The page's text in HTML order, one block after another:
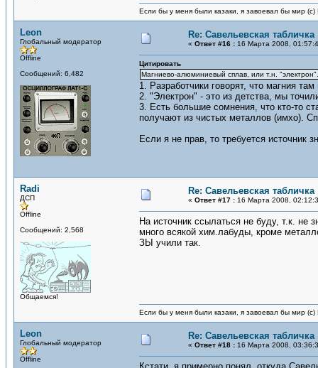
Если бы у меня были казаки, я завоевал бы мир
Leon
Глобальный модератор
Offline
Сообщений: 6,482
Re: Савельевская табличка
« Ответ #16 : 16 Марта 2008,
Цитировать
Магниево-алюминиевый сплав, или т.н. "электрон".
1. Разработчики говорят, что магния там
2. "Электрон" - это из детства, мы
3. Есть большие сомнения, что кто-то
получают из чистых металлов (имхо).
Если я не прав, то требуется источник
Radi
ДСП
Offline
Сообщений: 2,568
Общаемся!
Re: Савельевская табличка
« Ответ #17 : 16 Марта 2008,
На источник ссылаться не буду, т.к. не
много всякой хим.лабуды, кроме
ЗЫ учили так.
Если бы у меня были казаки, я завоевал бы мир
Leon
Глобальный модератор
Offline
Re: Савельевская табличка
« Ответ #18 : 16 Марта 2008,